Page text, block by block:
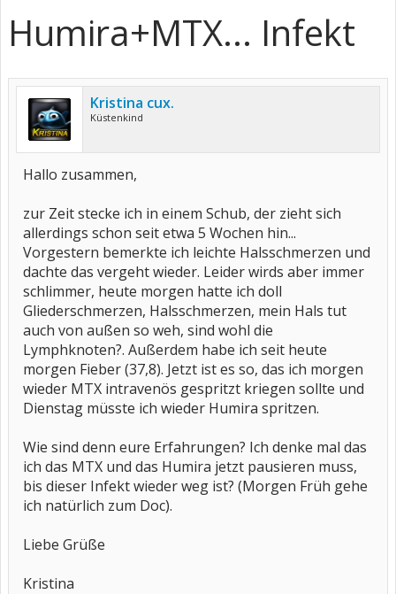
Humira+MTX... Infekt
Kristina cux.
Küstenkind
Hallo zusammen,
zur Zeit stecke ich in einem Schub, der zieht sich
allerdings schon seit etwa 5 Wochen hin...
Vorgestern bemerkte ich leichte Halsschmerzen und
dachte das vergeht wieder. Leider wirds aber immer
schlimmer, heute morgen hatte ich doll
Gliederschmerzen, Halsschmerzen, mein Hals tut
auch von außen so weh, sind wohl die
Lymphknoten?. Außerdem habe ich seit heute
morgen Fieber (37,8). Jetzt ist es so, das ich morgen
wieder MTX intravenös gespritzt kriegen sollte und
Dienstag müsste ich wieder Humira spritzen.
Wie sind denn eure Erfahrungen? Ich denke mal das
ich das MTX und das Humira jetzt pausieren muss,
bis dieser Infekt wieder weg ist? (Morgen Früh gehe
ich natürlich zum Doc).
Liebe Grüße
Kristina